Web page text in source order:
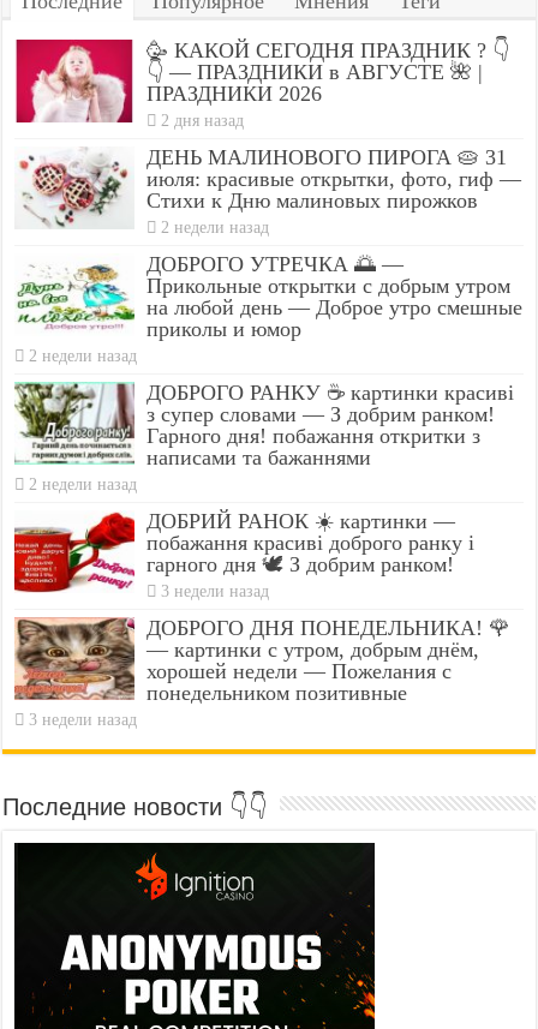
🥳 КАКОЙ СЕГОДНЯ ПРАЗДНИК ? 👇
👇 — ПРАЗДНИКИ в АВГУСТЕ 🌺 |
ПРАЗДНИКИ 2026
2 дня назад
ДЕНЬ МАЛИНОВОГО ПИРОГА 🥧 31
июля: красивые открытки, фото, гиф —
Стихи к Дню малиновых пирожков
2 недели назад
ДОБРОГО УТРЕЧКА 🌅 —
Прикольные открытки с добрым утром
на любой день — Доброе утро смешные
приколы и юмор
2 недели назад
ДОБРОГО РАНКУ ☕ картинки красиві
з супер словами — З добрим ранком!
Гарного дня! побажання откритки з
написами та бажаннями
2 недели назад
ДОБРИЙ РАНОК ☀️ картинки —
побажання красиві доброго ранку і
гарного дня 🕊️ З добрим ранком!
3 недели назад
ДОБРОГО ДНЯ ПОНЕДЕЛЬНИКА! 🌹
— картинки с утром, добрым днём,
хорошей недели — Пожелания с
понедельником позитивные
3 недели назад
Последние новости 👇👇